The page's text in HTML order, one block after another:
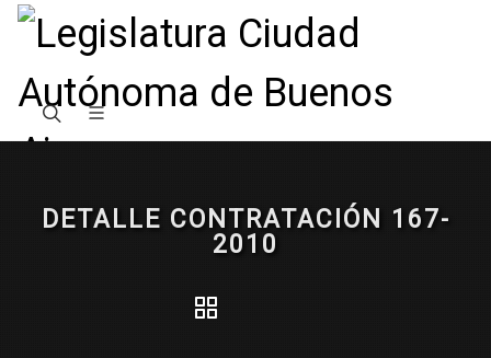
DETALLE CONTRATACIÓN 167-
2010